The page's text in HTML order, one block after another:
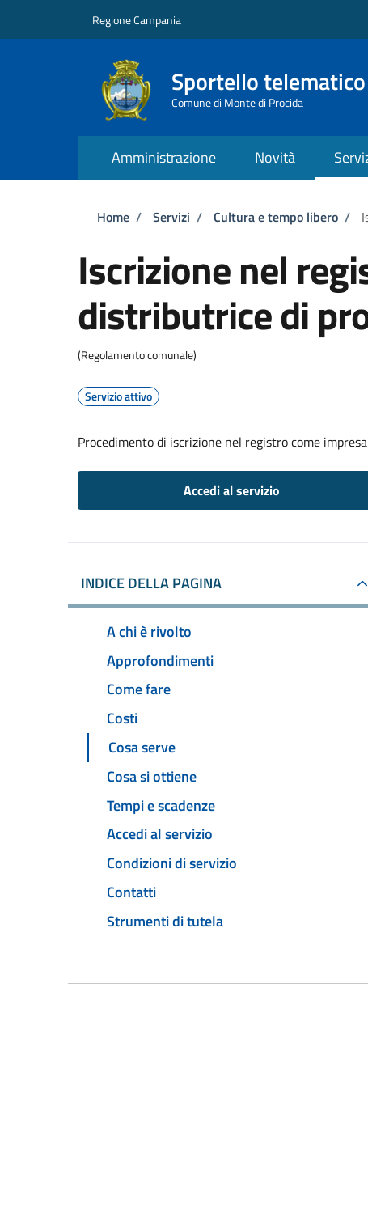
Regione Campania
Sportello
Comune di Monte di Procida
Amministrazione Novità
Briciole di pane
Home / Servizi / Cultura e tempo libero /
Iscrizione nel
distributrice di
(Regolamento comunale)
Servizio attivo
Procedimento di iscrizione nel registro come
Accedi al servizio
INDICE DELLA PAGINA
A chi è rivolto
Approfondimenti
Come fare
Costi
Cosa serve
Cosa si ottiene
Tempi e scadenze
Accedi al servizio
Condizioni di servizio
Contatti
Strumenti di tutela